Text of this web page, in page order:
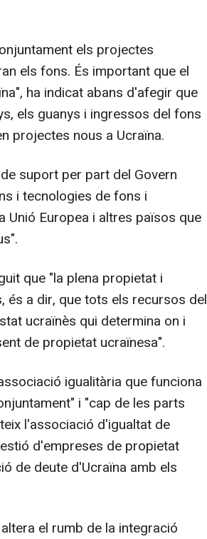
els projectes
els fons. És important que el
ha indicat abans d'afegir que
els guanys i ingressos del fons
projectes nous a Ucraïna.
suport per part del Govern
i tecnologies de fons i
Unió Europea i altres països que
que "la plena propietat i
és a dir, que tots els recursos del
ucraïnès qui determina on i
de propietat ucraïnesa".
igualitària que funciona
i "cap de les parts
l'associació d'igualtat de
d'empreses de propietat
de deute d'Ucraïna amb els
el rumb de la integració